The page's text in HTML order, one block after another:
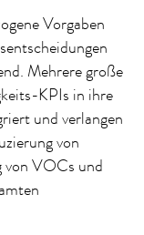
Vorgaben
Mehrere große
KPIs in ihre
und verlangen
von
von VOCs und